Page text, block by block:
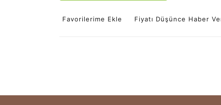
Favorilerime Ekle Fiyatı Düşünce Haber